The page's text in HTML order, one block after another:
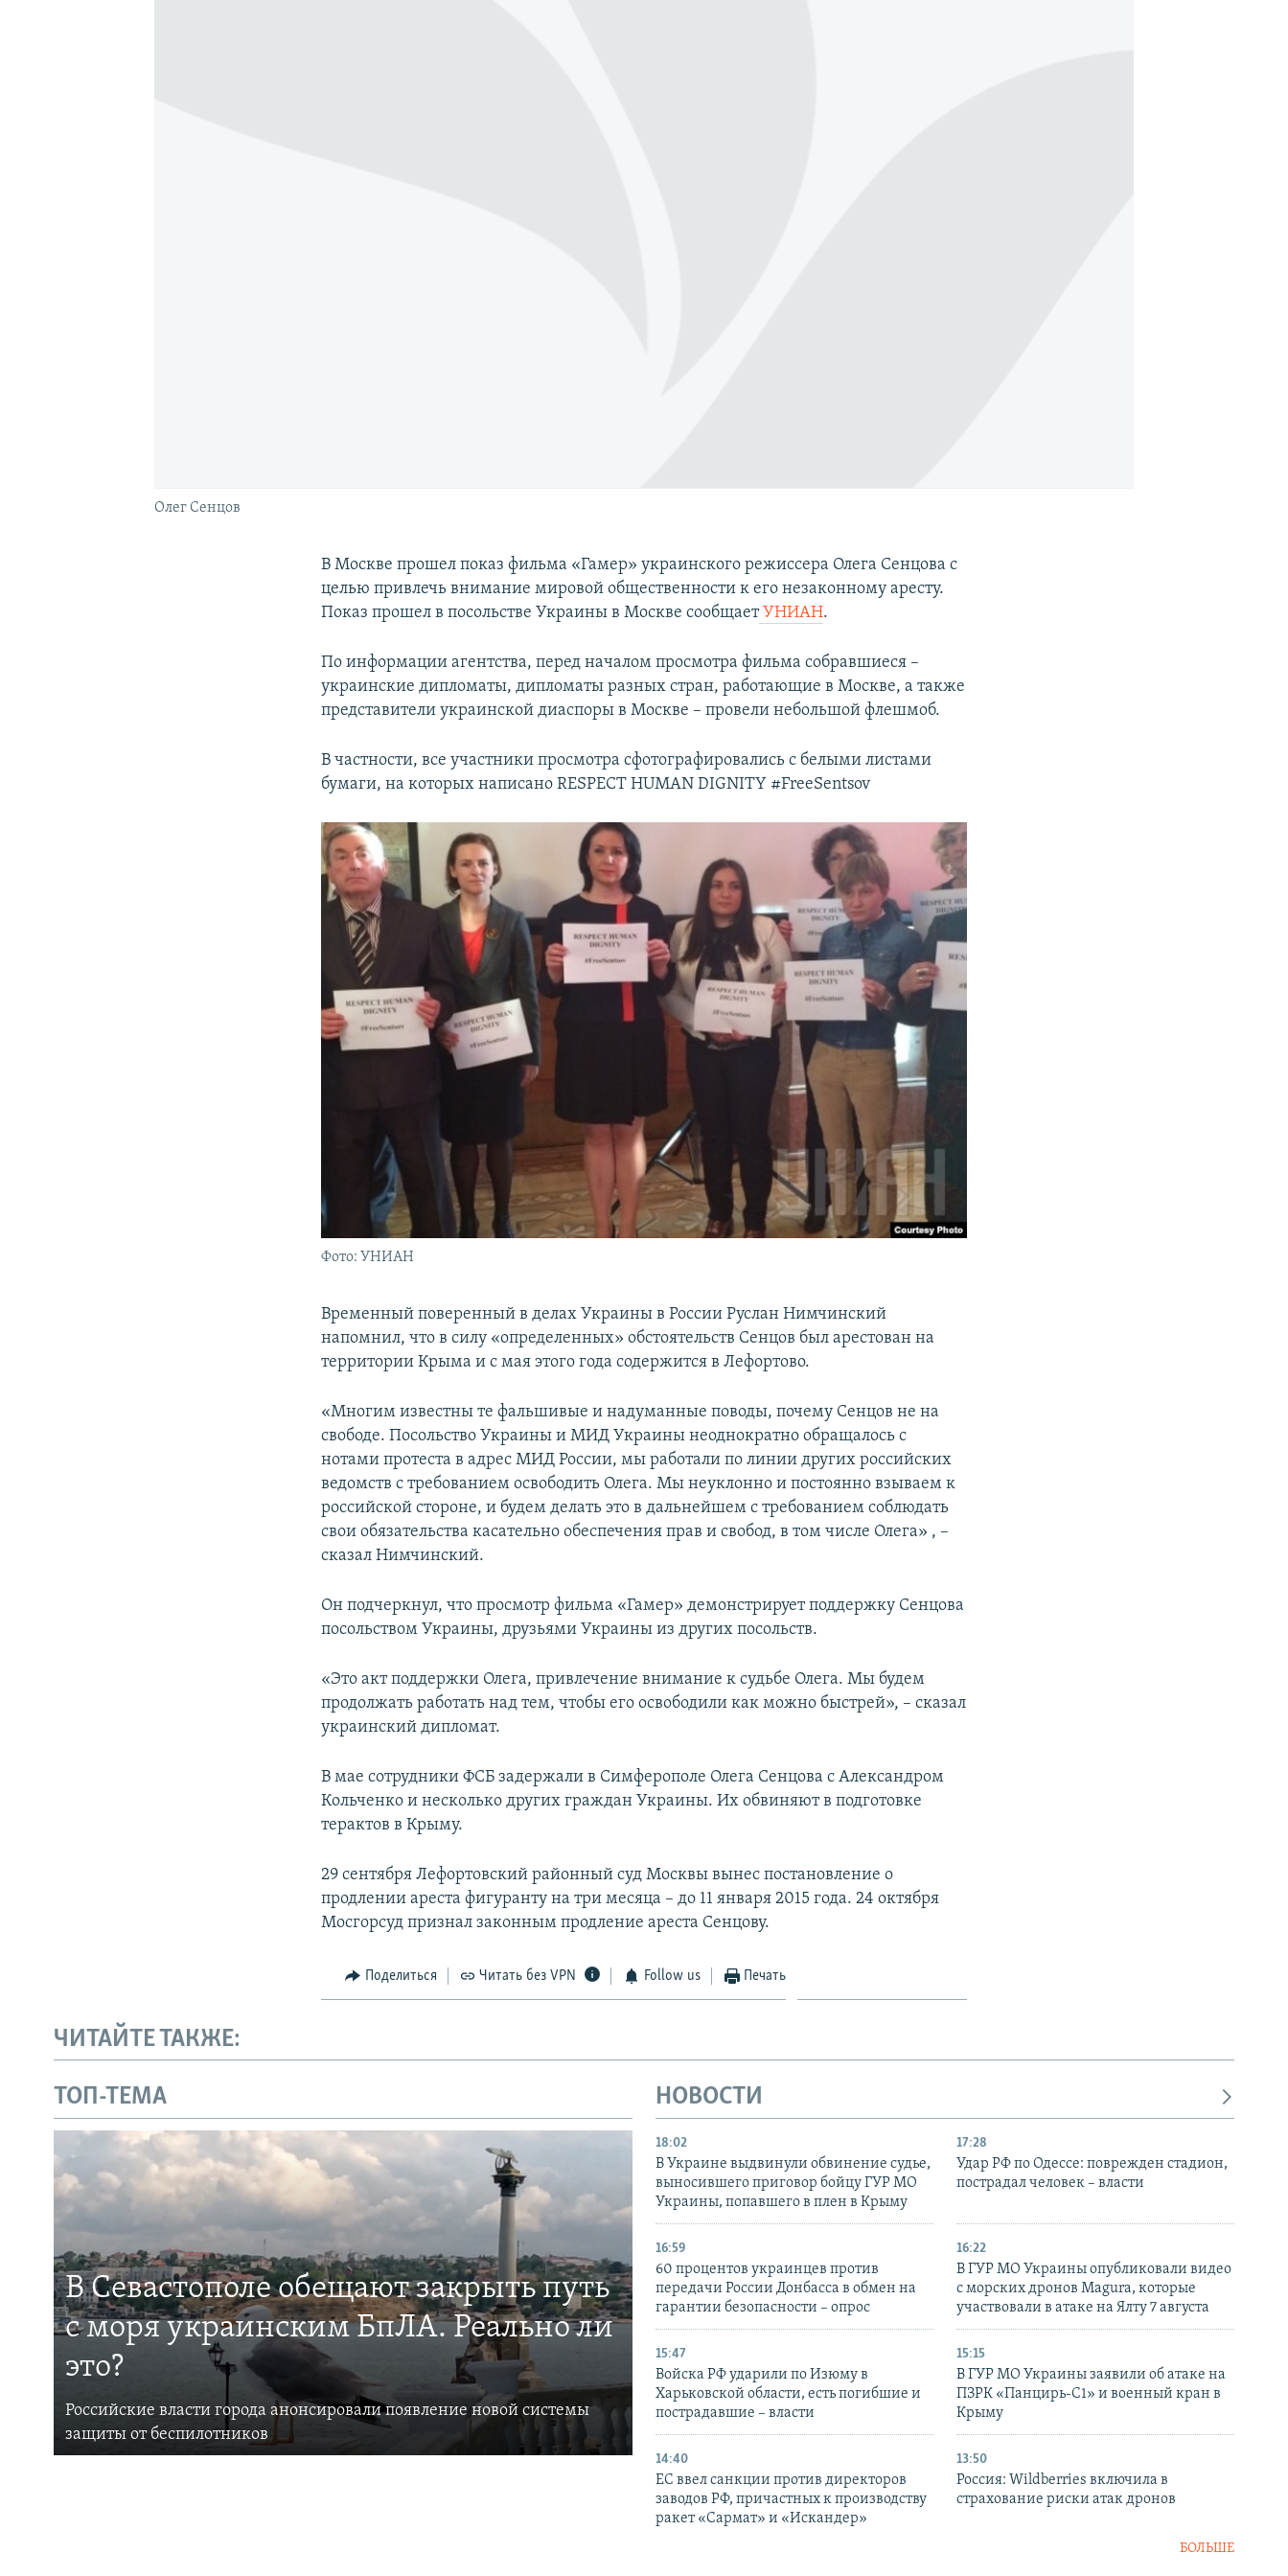
Олег Сенцов
В Москве прошел показ фильма «Гамер» украинского режиссера Олега Сенцова с
целью привлечь внимание мировой общественности к его незаконному аресту.
Показ прошел в посольстве Украины в Москве сообщаетУНИАН.
По информации агентства, перед началом просмотра фильма собравшиеся –
украинские дипломаты, дипломаты разных стран, работающие в Москве, а также
представители украинской диаспоры в Москве – провели небольшой флешмоб.
В частности, все участники просмотра сфотографировались с белыми листами
бумаги, на которых написано RESPECT HUMAN DIGNITY #FreeSentsov
Фото: УНИАН
Временный поверенный в делах Украины в России Руслан Нимчинский
напомнил, что в силу «определенных» обстоятельств Сенцов был арестован на
территории Крыма и с мая этого года содержится в Лефортово.
«Многим известны те фальшивые и надуманные поводы, почему Сенцов не на
свободе. Посольство Украины и МИД Украины неоднократно обращалось с
нотами протеста в адрес МИД России, мы работали по линии других российских
ведомств с требованием освободить Олега. Мы неуклонно и постоянно взываем к
российской стороне, и будем делать это в дальнейшем с требованием соблюдать
свои обязательства касательно обеспечения прав и свобод, в том числе Олега» , –
сказал Нимчинский.
Он подчеркнул, что просмотр фильма «Гамер» демонстрирует поддержку Сенцова
посольством Украины, друзьями Украины из других посольств.
«Это акт поддержки Олега, привлечение внимание к судьбе Олега. Мы будем
продолжать работать над тем, чтобы его освободили как можно быстрей», – сказал
украинский дипломат.
В мае сотрудники ФСБ задержали в Симферополе Олега Сенцова с Александром
Кольченко и несколько других граждан Украины. Их обвиняют в подготовке
терактов в Крыму.
29 сентября Лефортовский районный суд Москвы вынес постановление о
продлении ареста фигуранту на три месяца – до 11 января 2015 года. 24 октября
Мосгорсуд признал законным продление ареста Сенцову.
Поделиться Читать без VPN Follow us Печать
ЧИТАЙТЕ ТАКЖЕ:
ТОП-ТЕМА
В Севастополе обещают закрыть путь
с моря украинским БпЛА. Реально ли
это?
Российские власти города анонсировали появление новой системы
защиты от беспилотников
НОВОСТИ
18:02
В Украине выдвинули обвинение судье,
выносившего приговор бойцу ГУР МО
Украины, попавшего в плен в Крыму
17:28
Удар РФ по Одессе: поврежден стадион,
пострадал человек – власти
16:59
60 процентов украинцев против
передачи России Донбасса в обмен на
гарантии безопасности – опрос
16:22
В ГУР МО Украины опубликовали видео
с морских дронов Magura, которые
участвовали в атаке на Ялту 7 августа
15:47
Войска РФ ударили по Изюму в
Харьковской области, есть погибшие и
пострадавшие – власти
15:15
В ГУР МО Украины заявили об атаке на
ПЗРК «Панцирь-С1» и военный кран в
Крыму
14:40
ЕС ввел санкции против директоров
заводов РФ, причастных к производству
ракет «Сармат» и «Искандер»
13:50
Россия: Wildberries включила в
страхование риски атак дронов
БОЛЬШЕ